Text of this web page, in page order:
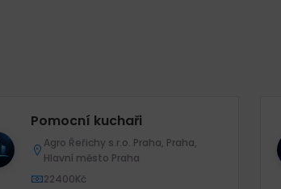
Pomocní kuchaři
Agro Řeřichy s.r.o. Praha, Praha,
Hlavní město Praha
22400Kč